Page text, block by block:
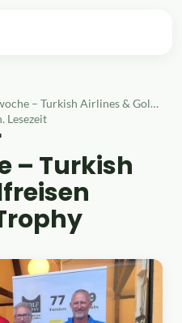
2. Turnier der Turnierwoche – Turkish Airlines & Golfreisen Armbrüster Trophy
Lesezeit
– Turkish